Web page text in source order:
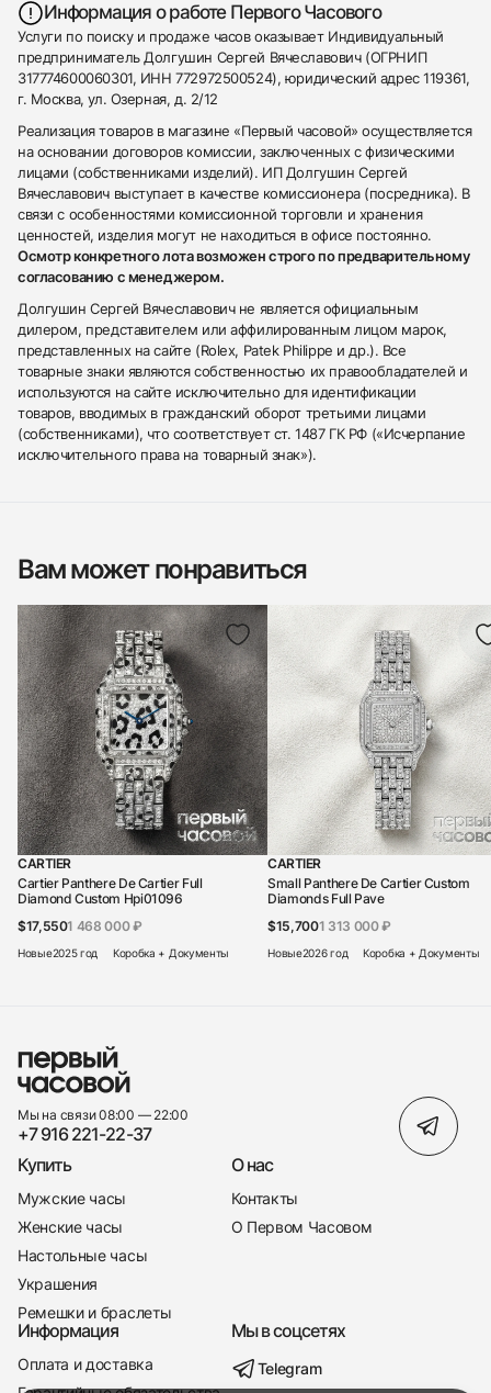
Информация о работе Первого Часового
Услуги по поиску и продаже часов оказывает Индивидуальный
предприниматель Долгушин Сергей Вячеславович (ОГРНИП
317774600060301, ИНН 772972500524), юридический адрес 119361,
г. Москва, ул. Озерная, д. 2/12
Реализация товаров в магазине «Первый часовой» осуществляется
на основании договоров комиссии, заключенных с физическими
лицами (собственниками изделий). ИП Долгушин Сергей
Вячеславович выступает в качестве комиссионера (посредника). В
связи с особенностями комиссионной торговли и хранения
ценностей, изделия могут не находиться в офисе постоянно.
Осмотр конкретного лота возможен строго по предварительному
согласованию с менеджером.
Долгушин Сергей Вячеславович не является официальным
дилером, представителем или аффилированным лицом марок,
представленных на сайте (Rolex, Patek Philippe и др.). Все
товарные знаки являются собственностью их правообладателей и
используются на сайте исключительно для идентификации
товаров, вводимых в гражданский оборот третьими лицами
(собственниками), что соответствует ст. 1487 ГК РФ («Исчерпание
исключительного права на товарный знак»).
Вам может понравиться
CARTIER
Cartier Panthere De Cartier Full
Diamond Custom Hpi01096
$17,5501 468 000 ₽
Новые2025 год Коробка + Документы
CARTIER
Small Panthere De Cartier Custom
Diamonds Full Pave
$15,7001 313 000 ₽
Новые2026 год Коробка + Документы
Мы на связи 08:00 — 22:00
+7 916 221-22-37
Купить
Мужские часы
Женские часы
Настольные часы
Украшения
Ремешки и браслеты
О нас
Контакты
О Первом Часовом
Информация
Оплата и доставка
Мы в соцсетях
Telegram